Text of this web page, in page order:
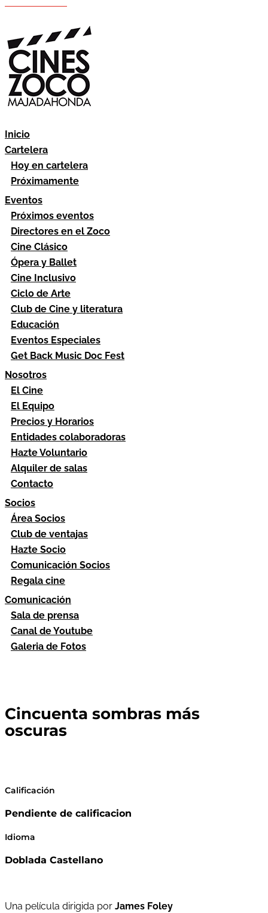
Inicio
Cartelera
Hoy en cartelera
Próximamente
Eventos
Próximos eventos
Directores en el Zoco
Cine Clásico
Ópera y Ballet
Cine Inclusivo
Ciclo de Arte
Club de Cine y literatura
Educación
Eventos Especiales
Get Back Music Doc Fest
Nosotros
El Cine
El Equipo
Precios y Horarios
Entidades colaboradoras
Hazte Voluntario
Alquiler de salas
Contacto
Socios
Área Socios
Club de ventajas
Hazte Socio
Comunicación Socios
Regala cine
Comunicación
Sala de prensa
Canal de Youtube
Galeria de Fotos
Cincuenta sombras más
oscuras
Calificación
Pendiente de calificacion
Idioma
Doblada Castellano
Una película dirigida por James Foley